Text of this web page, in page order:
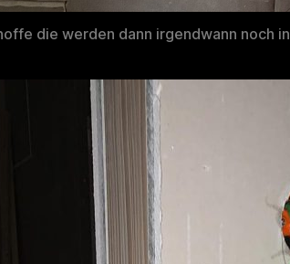
die werden dann irgendwann noch